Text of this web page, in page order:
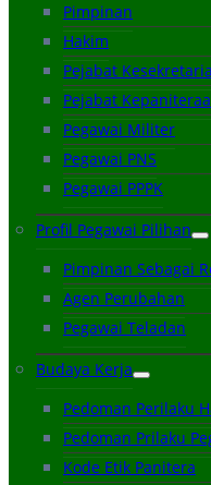
Pimpinan
Hakim
Pejabat
Pejabat
Pegawai Militer
Pegawai PNS
Pegawai PPPK
Profil Pegawai Pilihan
Pimpinan Sebagai
Agen Perubahan
Pegawai Teladan
Budaya Kerja
Pedoman Perilaku
Pedoman Prilaku
Kode Etik Panitera